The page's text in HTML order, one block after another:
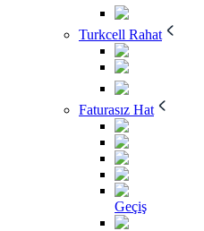
Turkcell Rahat
Faturasız Hat
Geçiş